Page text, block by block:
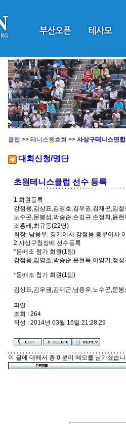
클럽 >> 테니스동호회 >> 사상구테니스연
대회신청/명단
초원테니스클럽 선수 등록
1.회원등록
강점용,김상표,김영호,김우권,김재곤,김
노수곤,문봉섭,박승순,손길규,손정희,윤
조홍래,최규동(22명)
회장: 남용우, 경기이사:강점용,총무이사:
2.사상구청장배 선수등록
*은배조 참가 회원(1팀)
강점용,김영호,박승순,윤현득,이양기,정성
*동배조 참가 회원(1팀)
김상표,김우권,김재곤,남용우,노수곤,문
파일 :
조회 : 264
작성 : 2014년 03월 16일 21:28:29
이 글에 대해서 총 0 분이 메모를 남기셨습